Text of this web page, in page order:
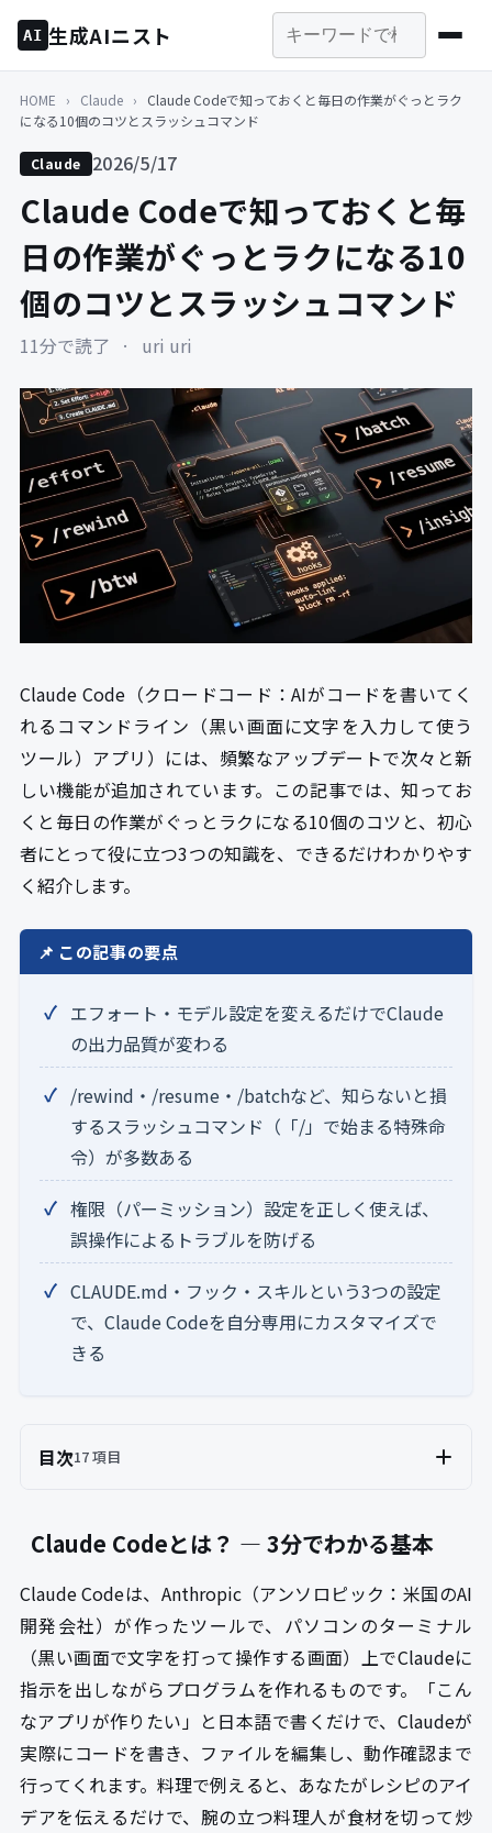
AI 生成AIニスト
HOME › Claude ›
Claude Codeで知っておくと毎日の作業がぐっとラク
になる10個のコツとスラッシュコマンド
Claude 2026/5/17
Claude Codeで知っておくと毎
日の作業がぐっとラクになる10
個のコツとスラッシュコマンド
11分で読了 · uri uri
Claude Code（クロードコード：AIがコードを書いてく
れるコマンドライン（黒い画面に文字を入力して使う
ツール）アプリ）には、頻繁なアップデートで次々と新
しい機能が追加されています。この記事では、知ってお
くと毎日の作業がぐっとラクになる10個のコツと、初心
者にとって役に立つ3つの知識を、できるだけわかりやす
く紹介します。
📌 この記事の要点
エフォート・モデル設定を変えるだけでClaude
の出力品質が変わる
/rewind・/resume・/batchなど、知らないと損
するスラッシュコマンド（「/」で始まる特殊命
令）が多数ある
権限（パーミッション）設定を正しく使えば、
誤操作によるトラブルを防げる
CLAUDE.md・フック・スキルという3つの設定
で、Claude Codeを自分専用にカスタマイズで
きる
目次17 項目
Claude Codeとは？ — 3分でわかる基本
Claude Codeは、Anthropic（アンソロピック：米国のAI
開発会社）が作ったツールで、パソコンのターミナル
（黒い画面で文字を打って操作する画面）上でClaudeに
指示を出しながらプログラムを作れるものです。「こん
なアプリが作りたい」と日本語で書くだけで、Claudeが
実際にコードを書き、ファイルを編集し、動作確認まで
行ってくれます。料理で例えると、あなたがレシピのアイ
デアを伝えるだけで、腕の立つ料理人が食材を切って炒